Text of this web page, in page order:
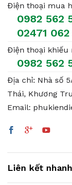
Điện thoại mua
0982 562
02471
Điện thoại khiếu
0982 562
Địa chỉ: Nhà số
Thái, Khương
Email:
Liên kết nhanh